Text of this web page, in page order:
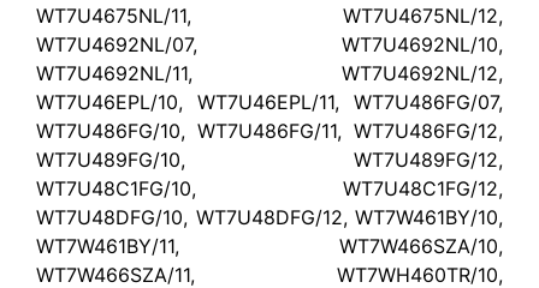
WT7U4675NL/11, WT7U4675NL/12,
WT7U4692NL/07, WT7U4692NL/10,
WT7U4692NL/11, WT7U4692NL/12,
WT7U46EPL/10, WT7U46EPL/11, WT7U486FG/07,
WT7U486FG/10, WT7U486FG/11, WT7U486FG/12,
WT7U489FG/10, WT7U489FG/12,
WT7U48C1FG/10, WT7U48C1FG/12,
WT7U48DFG/10, WT7U48DFG/12, WT7W461BY/10,
WT7W461BY/11, WT7W466SZA/10,
WT7W466SZA/11, WT7WH460TR/10,